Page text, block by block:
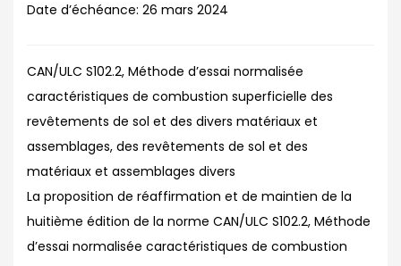
Date d’échéance: 26 mars 2024
CAN/ULC S102.2, Méthode d’essai normalisée
caractéristiques de combustion superficielle des
revêtements de sol et des divers matériaux et
assemblages, des revêtements de sol et des
matériaux et assemblages divers
La proposition de réaffirmation et de maintien de la
huitième édition de la norme CAN/ULC S102.2, Méthode
d’essai normalisée caractéristiques de combustion